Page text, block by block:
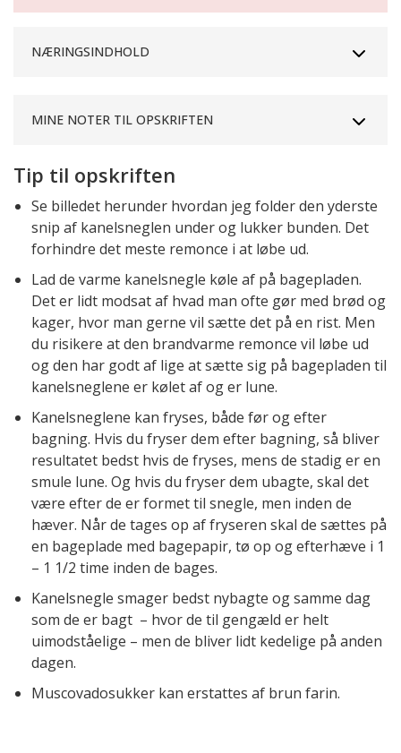
NÆRINGSINDHOLD
MINE NOTER TIL OPSKRIFTEN
Tip til opskriften
Se billedet herunder hvordan jeg folder den yderste
snip af kanelsneglen under og lukker bunden. Det
forhindre det meste remonce i at løbe ud.
Lad de varme kanelsnegle køle af på bagepladen.
Det er lidt modsat af hvad man ofte gør med brød og
kager, hvor man gerne vil sætte det på en rist. Men
du risikere at den brandvarme remonce vil løbe ud
og den har godt af lige at sætte sig på bagepladen til
kanelsneglene er kølet af og er lune.
Kanelsneglene kan fryses, både før og efter
bagning. Hvis du fryser dem efter bagning, så bliver
resultatet bedst hvis de fryses, mens de stadig er en
smule lune. Og hvis du fryser dem ubagte, skal det
være efter de er formet til snegle, men inden de
hæver. Når de tages op af fryseren skal de sættes på
en bageplade med bagepapir, tø op og efterhæve i 1
– 1 1/2 time inden de bages.
Kanelsnegle smager bedst nybagte og samme dag
som de er bagt – hvor de til gengæld er helt
uimodståelige – men de bliver lidt kedelige på anden
dagen.
Muscovadosukker kan erstattes af brun farin.